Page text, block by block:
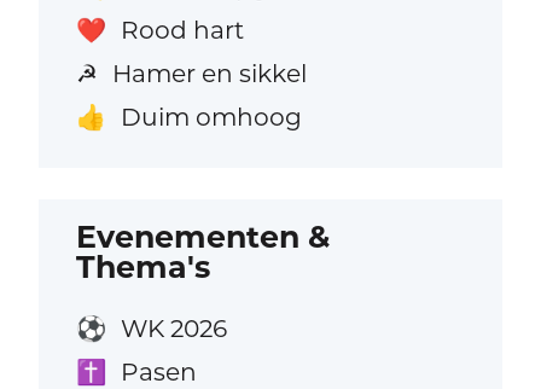
❤️ Rood hart
☭ Hamer en sikkel
👍 Duim omhoog
Evenementen &
Thema's
⚽ WK 2026
✝️ Pasen